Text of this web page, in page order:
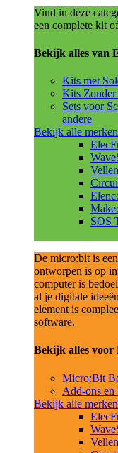
Vind in deze
een complete kit
Bekijk alles van
Kits met
Kits Zonder
Sets voor
andere
Bekijk alle merken
SOS
De micro:bit is
ontworpen is op
computer is
al je digitale
element is
software.
Bekijk alles
Micro:Bit
Add-ons
Bekijk alle merken